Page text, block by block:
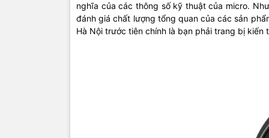
nghĩa của các thông số kỹ thuật của micro.
đánh giá chất lượng tổng quan của các sản
Hà Nội trước tiên chính là bạn phải trang bị